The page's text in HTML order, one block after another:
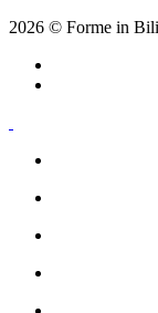
2026 © Forme in